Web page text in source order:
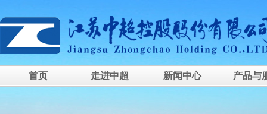
首页 走进中超 新闻中心 产品与